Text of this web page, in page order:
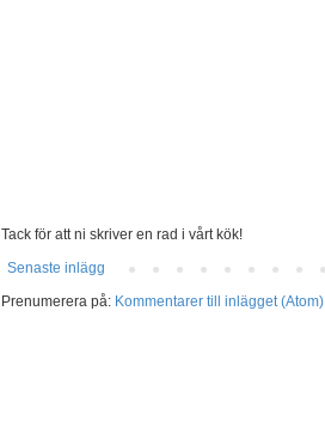
Tack för att ni skriver en rad i vårt kök!
Senaste inlägg
Prenumerera på: Kommentarer till inlägget (Atom)